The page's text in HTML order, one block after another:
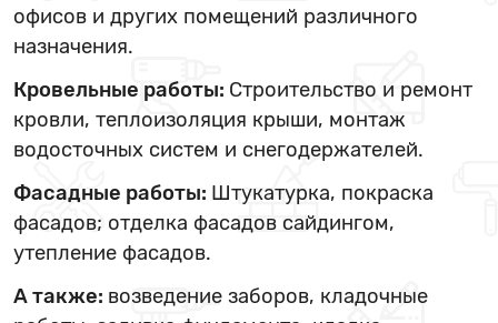
офисов и других помещений различного
назначения.
Кровельные работы: Строительство и ремонт
кровли, теплоизоляция крыши, монтаж
водосточных систем и снегодержателей.
Фасадные работы: Штукатурка, покраска
фасадов; отделка фасадов сайдингом,
утепление фасадов.
А также: возведение заборов, кладочные